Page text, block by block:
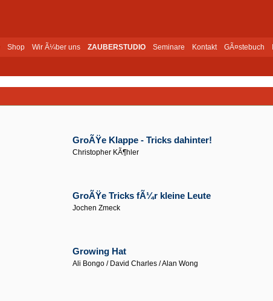
Shop Wir Ã¼ber uns ZAUBERSTUDIO Seminare Kontakt GÃ¤stebuch
GroÃŸe Klappe - Tricks dahinter!
Christopher KÃ¶hler
GroÃŸe Tricks fÃ¼r kleine Leute
Jochen Zmeck
Growing Hat
Ali Bongo / David Charles / Alan Wong